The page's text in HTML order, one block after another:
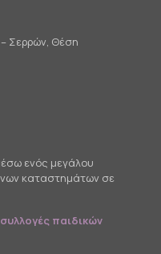
Σερρών, Θέση
ενός μεγάλου
καταστημάτων σε
παιδικών